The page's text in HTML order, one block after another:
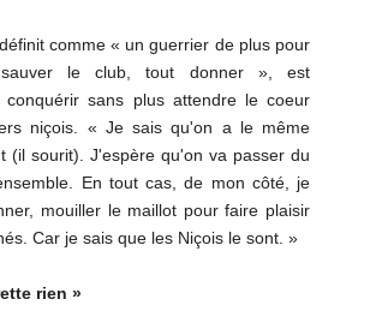
comme « un guerrier de plus pour
le club, tout donner », est
conquérir sans plus attendre le coeur
niçois. « Je sais qu'on a le même
(il sourit). J'espère qu'on va passer du
En tout cas, de mon côté, je
mouiller le maillot pour faire plaisir
Car je sais que les Niçois le sont. »
rien »